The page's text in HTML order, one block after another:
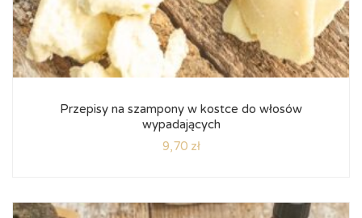
Przepisy na szampony w kostce do włosów
wypadających
9,70 zł